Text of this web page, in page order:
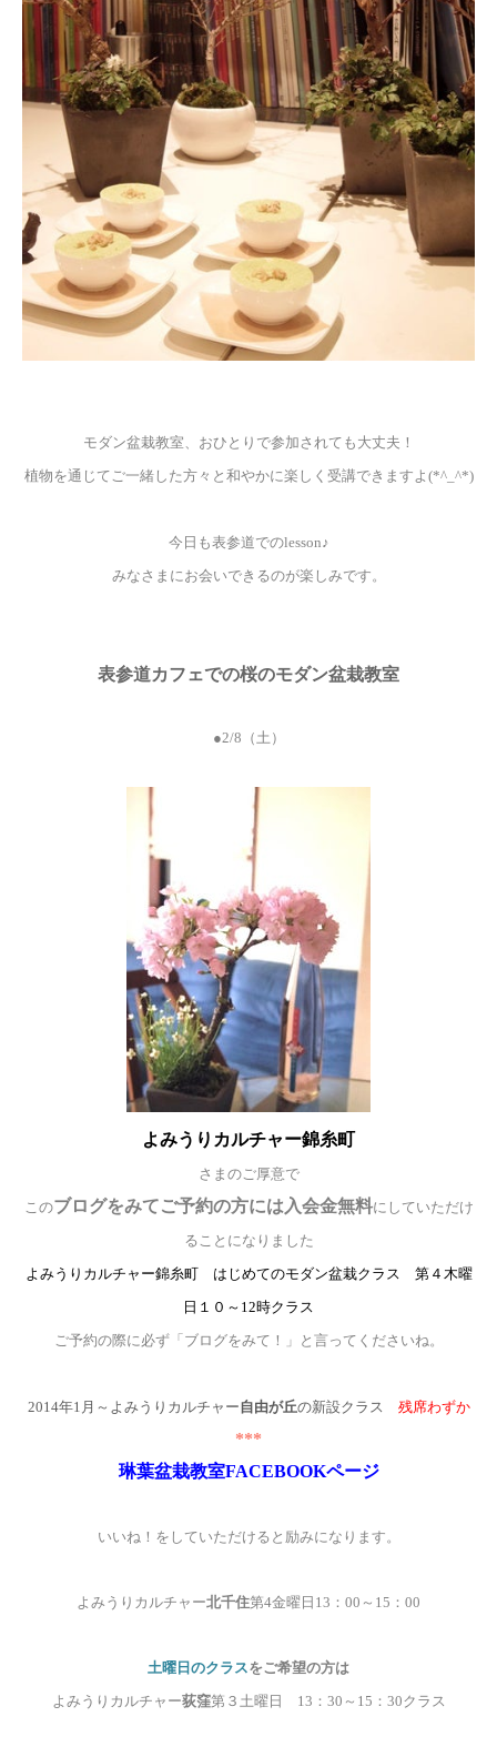
モダン盆栽教室、おひとりで参加されても大丈夫！
植物を通じてご一緒した方々と和やかに楽しく受講できますよ(*^_^*)
今日も表参道でのlesson♪
みなさまにお会いできるのが楽しみです。
表参道カフェでの桜のモダン盆栽教室
●2/8（土）
よみうりカルチャー錦糸町
さまのご厚意で
このブログをみてご予約の方には入会金無料にしていただけ
ることになりました
よみうりカルチャー錦糸町 はじめてのモダン盆栽クラス 第４木曜
日１０～12時クラス
ご予約の際に必ず「ブログをみて！」と言ってくださいね。
2014年1 月～よみうりカルチャー自由が丘の新設クラス 残席わずか
***
琳葉盆栽教室FACEBOOKページ
いいね！をしていただけると励みになります。
よみうりカルチャー北千住第4金曜日13 ：00 ～15 ：00
土曜日のクラスをご希望の方は
よみうりカルチャー荻窪第３土曜日 13 ：30 ～15 ：30クラス